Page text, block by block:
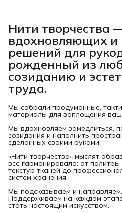
Нити творчества
вдохновляющих и
решений для
рожденный из
созиданию и
труда.
Мы собрали продуманные,
материалы для воплощения
Мы вдохновляем замедлиться,
созидания и наполнить
сделанных своими руками.
«Нити творчества» мыслят
всё гармонировало: от
текстур тканей до
систем хранения.
Мы подсказываем и
Поддерживаем на каждом
стать настоящим искусством.